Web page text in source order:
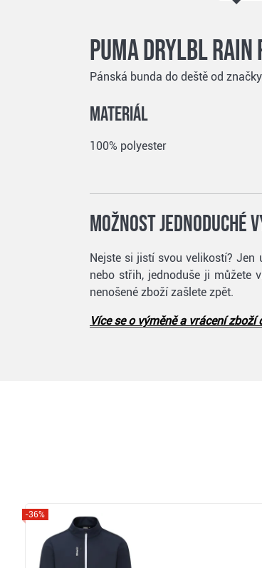
Puma DryLbl
Pánská bunda do deště od
Materiál
100% polyester
Možnost jednoduché
Nejste si jistí svou velikostí?
nebo střih, jednoduše ji můžete
nenošené zboží zašlete zpět.
Více se o výměně a vrácení zboží
-36%